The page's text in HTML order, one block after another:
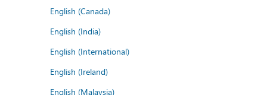
English (Canada)
English (India)
English (International)
English (Ireland)
English (Malaysia)